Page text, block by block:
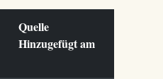
Quelle
Hinzugefügt am